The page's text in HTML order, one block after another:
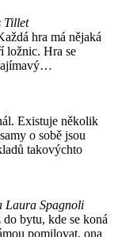
Tillet
hra má nějaká
ložnic. Hra se
Existuje několik
o sobě jsou
takovýchto
Laura Spagnoli
bytu, kde se koná
pomilovat, ona